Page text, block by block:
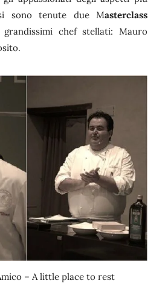
sono tenute due Masterclass
grandissimi chef stellati: Mauro
– A little place to rest